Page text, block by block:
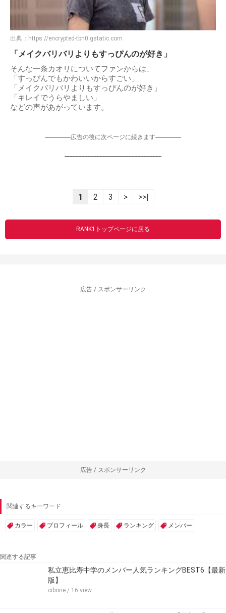
出典： https://encrypted-tbn0.gstatic.com
「メイクバリバリよりもすっぴんのが好き」
そんな一条カオリについてファンからは、
「すっぴんでもかわいいからすごい」
「メイクバリバリよりもすっぴんのが好き」
「キレイでうらやましい」
などの声があがっています。
-----------------広告の後に次ページに続きます-----------------
----------------------------------------------------------------
1 2 3 > >>|
RANK1トップページに戻る
広告 / スポンサーリンク
広告 / スポンサーリンク
関連するキーワード
カラー プロフィール 身長 ランキング メンバー
関連する記事
私立恵比寿中学のメンバー人気ランキングBEST6【最新
版】
cibone / 16 view